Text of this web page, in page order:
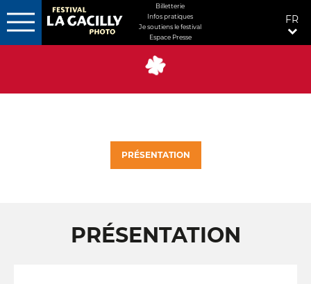
Aller
MENU
FIXÉ
DROITE
Billetterie
Infos pratiques
Je soutiens le festival
Espace Presse
FR
PRÉSENTATION
PRÉSENTATION